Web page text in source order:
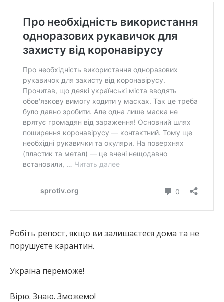
Робіть репост, якщо ви залишаєтеся дома та не
порушуєте карантин.
Україна переможе!
Вірю. Знаю. Зможемо!